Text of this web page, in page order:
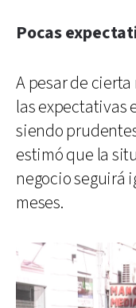
Pocas
A pesar de
las expectativas
siendo
estimó que la
negocio seguirá
meses.